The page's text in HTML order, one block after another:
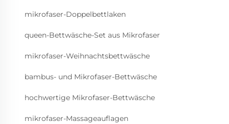
mikrofaser-Doppelbettlaken
queen-Bettwäsche-Set aus Mikrofaser
mikrofaser-Weihnachtsbettwäsche
bambus- und Mikrofaser-Bettwäsche
hochwertige Mikrofaser-Bettwäsche
mikrofaser-Massageauflagen